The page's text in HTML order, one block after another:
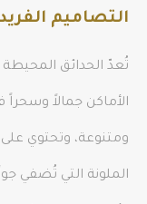
التصاميم
تُعدّ الحدائق
الأماكن جمالاً وسحراً
ومتنوعة، وتحتوي
الملونة التي تُضفي